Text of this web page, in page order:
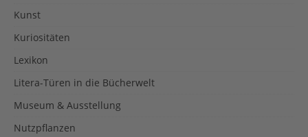
Kunst
Kuriositäten
Lexikon
Litera-Türen in die Bücherwelt
Museum & Ausstellung
Nutzpflanzen